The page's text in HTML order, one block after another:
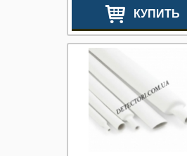
КУПИТЬ